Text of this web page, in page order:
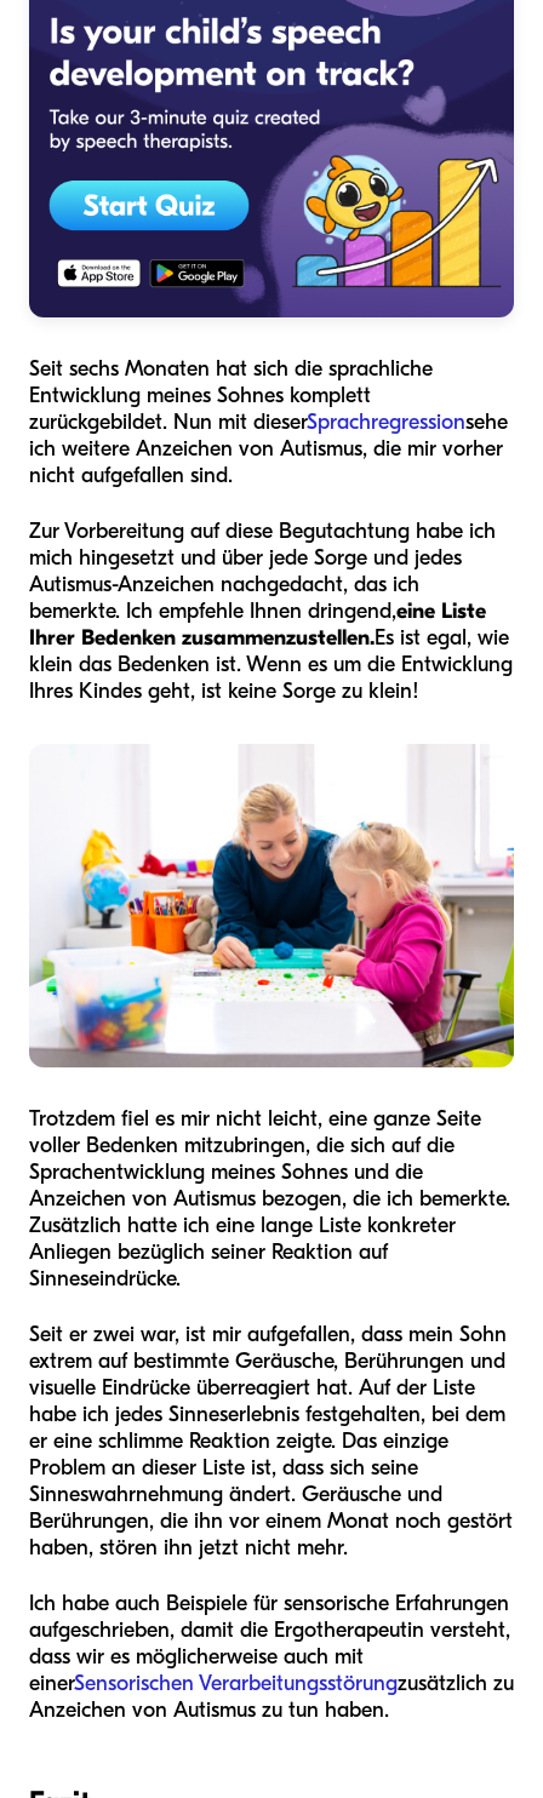
Seit sechs Monaten hat sich die sprachliche
Entwicklung meines Sohnes komplett
zurückgebildet. Nun mit dieserSprachregressionsehe
ich weitere Anzeichen von Autismus, die mir vorher
nicht aufgefallen sind.
Zur Vorbereitung auf diese Begutachtung habe ich
mich hingesetzt und über jede Sorge und jedes
Autismus-Anzeichen nachgedacht, das ich
bemerkte. Ich empfehle Ihnen dringend,eine Liste
Ihrer Bedenken zusammenzustellen.Es ist egal, wie
klein das Bedenken ist. Wenn es um die Entwicklung
Ihres Kindes geht, ist keine Sorge zu klein!
Trotzdem fiel es mir nicht leicht, eine ganze Seite
voller Bedenken mitzubringen, die sich auf die
Sprachentwicklung meines Sohnes und die
Anzeichen von Autismus bezogen, die ich bemerkte.
Zusätzlich hatte ich eine lange Liste konkreter
Anliegen bezüglich seiner Reaktion auf
Sinneseindrücke.
Seit er zwei war, ist mir aufgefallen, dass mein Sohn
extrem auf bestimmte Geräusche, Berührungen und
visuelle Eindrücke überreagiert hat. Auf der Liste
habe ich jedes Sinneserlebnis festgehalten, bei dem
er eine schlimme Reaktion zeigte. Das einzige
Problem an dieser Liste ist, dass sich seine
Sinneswahrnehmung ändert. Geräusche und
Berührungen, die ihn vor einem Monat noch gestört
haben, stören ihn jetzt nicht mehr.
Ich habe auch Beispiele für sensorische Erfahrungen
aufgeschrieben, damit die Ergotherapeutin versteht,
dass wir es möglicherweise auch mit
einerSensorischen Verarbeitungsstörungzusätzlich zu
Anzeichen von Autismus zu tun haben.